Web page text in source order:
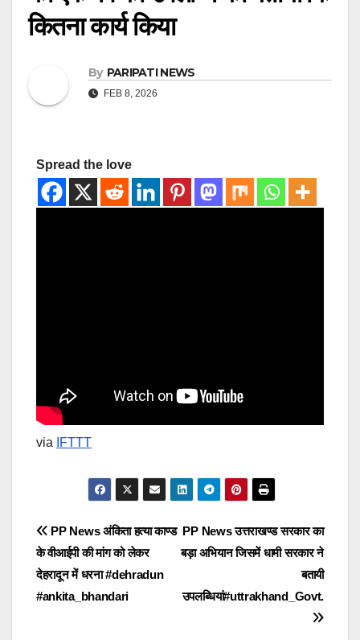
कितना कार्य किया
By PARIPATI NEWS
FEB 8, 2026
Spread the love
via IFTTT
Post
navigation
PP News उत्तराखण्ड सरकार का
बड़ा अभियान जिसमें धामी सरकार ने
बतायी
उपलब्धियां#uttrakhand_Govt.
PP News अंकिता हत्या काण्ड
के वीआईपी की मांग को लेकर
देहरादून में धरना #dehradun
#ankita_bhandari